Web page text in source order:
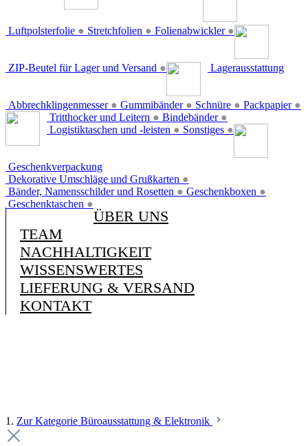
Luftpolsterfolie ● Stretchfolien ● Folienabwickler ●
ZIP-Beutel für Lager und Versand ●
Abbrechklingenmesser ● Gummibänder ● Schnüre ● Packpapier ●
Lagerausstattung
Tritthocker und Leitern ● Bindebänder ●
Logistiktaschen und -leisten ● Sonstiges ●
Geschenkverpackung
Dekorative Umschläge und Grußkarten ●
Bänder, Namensschilder und Rosetten ● Geschenkboxen ●
Geschenktaschen ●
ÜBER UNS
TEAM
NACHHALTIGKEIT
WISSENSWERTES
LIEFERUNG & VERSAND
KONTAKT
1. Zur Kategorie Büroausstattung & Elektronik